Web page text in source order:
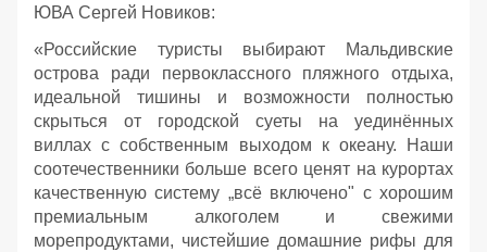
ЮВА Сергей Новиков:
«Российские туристы выбирают Мальдивские
острова ради первоклассного пляжного отдыха,
идеальной тишины и возможности полностью
скрыться от городской суеты на уединённых
виллах с собственным выходом к океану. Наши
соотечественники больше всего ценят на курортах
качественную систему „всё включено" с хорошим
премиальным алкоголем и свежими
морепродуктами, чистейшие домашние рифы для